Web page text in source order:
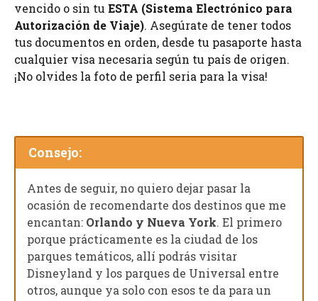
vencido o sin tu ESTA (Sistema Electrónico para
Autorización de Viaje). Asegúrate de tener todos
tus documentos en orden, desde tu pasaporte hasta
cualquier visa necesaria según tu país de origen.
¡No olvides la foto de perfil seria para la visa!
Consejo:
Antes de seguir, no quiero dejar pasar la
ocasión de recomendarte dos destinos que me
encantan: Orlando y Nueva York. El primero
porque prácticamente es la ciudad de los
parques temáticos, allí podrás visitar
Disneyland y los parques de Universal entre
otros, aunque ya solo con esos te da para un